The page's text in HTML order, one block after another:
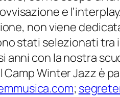
e
non viene
stati selezionati
anni con la nostra
Camp Winter Jazz è
;